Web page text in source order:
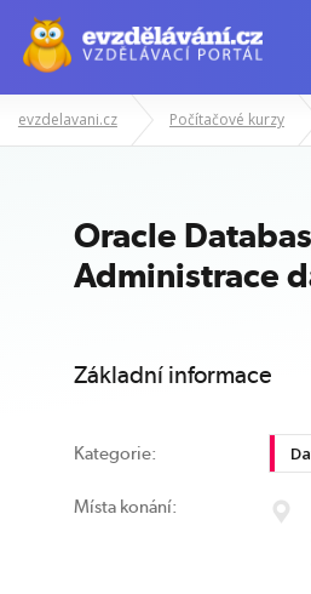
Manažerské kurzy
evzdelavani.cz Počítačové kurzy
Oracle
Administrace
Základní informace
Kategorie:
Místa konání: